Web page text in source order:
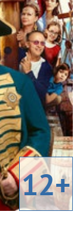
12+